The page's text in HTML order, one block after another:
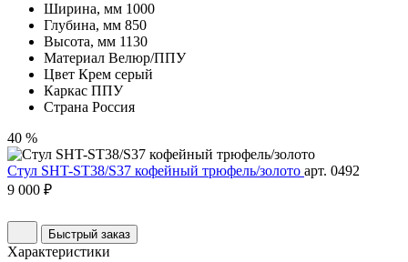
Ширина, мм 1000
Глубина, мм 850
Высота, мм 1130
Материал Велюр/ППУ
Цвет Крем серый
Каркас ППУ
Страна Россия
40 %
Стул SHT-ST38/S37 кофейный трюфель/золото арт. 0492
9 000 ₽
Быстрый заказ
Характеристики